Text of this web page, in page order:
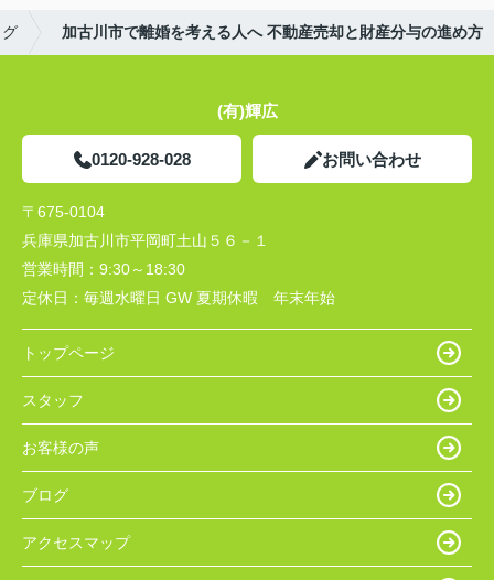
加古川市で離婚を考える人へ 不動産売却と財産分与の進め方
(有)輝広
0120-928-028 お問い合わせ
〒675-0104
兵庫県加古川市平岡町土山５６－１
営業時間： 9:30～18:30
定休日： 毎週水曜日 GW 夏期休暇 年末年始
トップページ
スタッフ
お客様の声
ブログ
アクセスマップ